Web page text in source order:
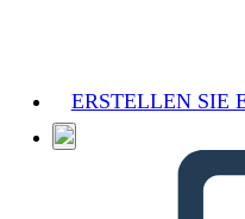
ERSTELLEN SIE